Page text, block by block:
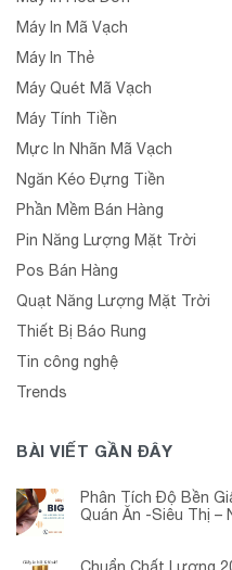
Máy In Mã Vạch
Máy In Thẻ
Máy Quét Mã Vạch
Máy Tính Tiền
Mực In Nhãn Mã Vạch
Ngăn Kéo Đựng Tiền
Phần Mềm Bán Hàng
Pin Năng Lượng Mặt Trời
Pos Bán Hàng
Quạt Năng Lượng Mặt Trời
Thiết Bị Báo Rung
Tin công nghệ
Trends
BÀI VIẾT GẦN ĐÂY
Phân Tích Độ Bền
Quán Ăn -Siêu Thị –